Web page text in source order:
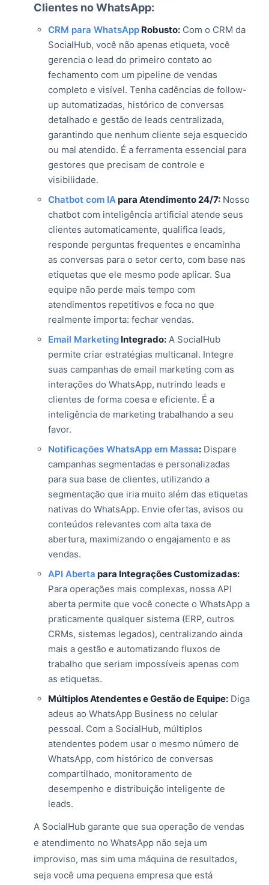
Clientes no WhatsApp:
CRM para WhatsApp Robusto: Com o CRM da
SocialHub, você não apenas etiqueta, você
gerencia o lead do primeiro contato ao
fechamento com um pipeline de vendas
completo e visível. Tenha cadências de follow-
up automatizadas, histórico de conversas
detalhado e gestão de leads centralizada,
garantindo que nenhum cliente seja esquecido
ou mal atendido. É a ferramenta essencial para
gestores que precisam de controle e
visibilidade.
Chatbot com IApara Atendimento 24/7: Nosso
chatbot com inteligência artificial atende seus
clientes automaticamente, qualifica leads,
responde perguntas frequentes e encaminha
as conversas para o setor certo, com base nas
etiquetas que ele mesmo pode aplicar. Sua
equipe não perde mais tempo com
atendimentos repetitivos e foca no que
realmente importa: fechar vendas.
Email Marketing Integrado: A SocialHub
permite criar estratégias multicanal. Integre
suas campanhas de email marketing com as
interações do WhatsApp, nutrindo leads e
clientes de forma coesa e eficiente. É a
inteligência de marketing trabalhando a seu
favor.
Notificações WhatsApp em Massa: Dispare
campanhas segmentadas e personalizadas
para sua base de clientes, utilizando a
segmentação que iria muito além das etiquetas
nativas do WhatsApp. Envie ofertas, avisos ou
conteúdos relevantes com alta taxa de
abertura, maximizando o engajamento e as
vendas.
API Aberta para Integrações Customizadas:
Para operações mais complexas, nossa API
aberta permite que você conecte o WhatsApp a
praticamente qualquer sistema (ERP, outros
CRMs, sistemas legados), centralizando ainda
mais a gestão e automatizando fluxos de
trabalho que seriam impossíveis apenas com
as etiquetas.
Múltiplos Atendentes e Gestão de Equipe: Diga
adeus ao WhatsApp Business no celular
pessoal. Com a SocialHub, múltiplos
atendentes podem usar o mesmo número de
WhatsApp, com histórico de conversas
compartilhado, monitoramento de
desempenho e distribuição inteligente de
leads.
A SocialHub garante que sua operação de vendas
e atendimento no WhatsApp não seja um
improviso, mas sim uma máquina de resultados,
seja você uma pequena empresa que está